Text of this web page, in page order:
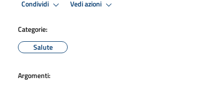
Condividi Vedi azioni
Categorie:
Salute
Argomenti: